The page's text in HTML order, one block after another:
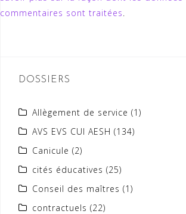
commentaires sont traitées
DOSSIERS
Allègement de service (1)
AVS EVS CUI AESH (134)
Canicule (2)
cités éducatives (25)
Conseil des maîtres (1)
contractuels (22)